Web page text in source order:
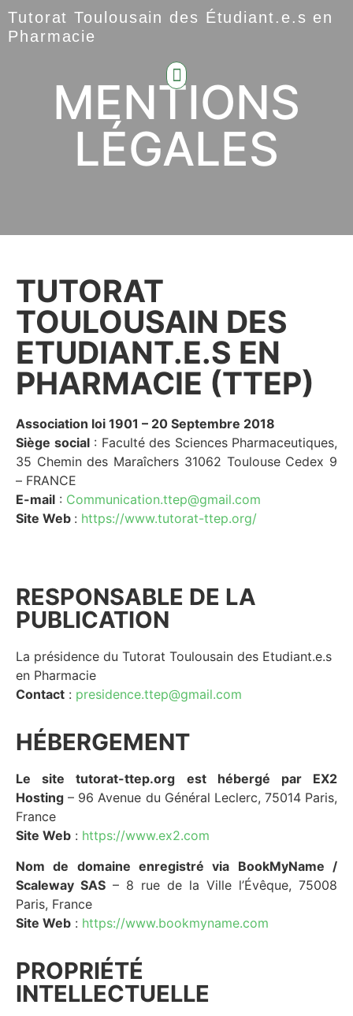
Tutorat Toulousain des Étudiant.e.s en
Pharmacie
MENTIONS
LÉGALES
TUTORAT
TOULOUSAIN DES
ETUDIANT.E.S EN
PHARMACIE (TTEP)
Association loi 1901 – 20 Septembre 2018
Siège social: Faculté des Sciences Pharmaceutiques,
35 Chemin des Maraîchers 31062 Toulouse Cedex 9
– FRANCE
E-mail : Communication.ttep@gmail.com
Site Web : https://www.tutorat-ttep.org/
RESPONSABLE DE LA
PUBLICATION
La présidence du Tutorat Toulousain des Etudiant.e.s
en Pharmacie
Contact : presidence.ttep@gmail.com
HÉBERGEMENT
Le site tutorat-ttep.org est hébergé par EX2
Hosting – 96 Avenue du Général Leclerc, 75014 Paris,
France
Site Web : https://www.ex2.com
Nom de domaine enregistré via BookMyName /
Scaleway SAS – 8 rue de la Ville l’Évêque, 75008
Paris, France
Site Web : https://www.bookmyname.com
PROPRIÉTÉ
INTELLECTUELLE